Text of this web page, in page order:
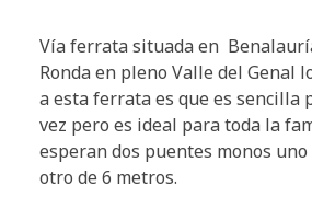
Vía ferrata situada en
Ronda en pleno Valle del Genal
a esta ferrata es que es sencilla
vez pero es ideal para toda la
esperan dos puentes monos
otro de 6 metros.